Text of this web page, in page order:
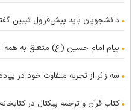
دانشجویان باید پیش‌قراول تبیین
پیام امام حسین (ع) متعلق به
سه زائر از تجربه متفاوت خود در
کتاب قرآن و ترجمه پیکتال در